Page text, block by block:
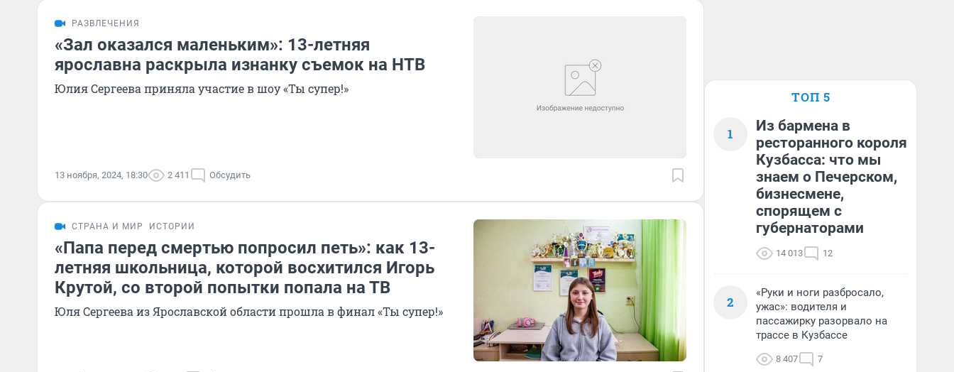
РАЗВЛЕЧЕНИЯ
«Зал оказался маленьким»: 13-летняя
ярославна раскрыла изнанку съемок на НТВ
Юлия Сергеева приняла участие в шоу «Ты супер!»
13 ноября, 2024, 18:30 2 411 Обсудить
СТРАНА И МИР ИСТОРИИ
«Папа перед смертью попросил петь»: как 13-
летняя школьница, которой восхитился Игорь
Крутой, со второй попытки попала на ТВ
Юля Сергеева из Ярославской области прошла в финал «Ты супер!»
ТОП 5
1
Из бармена в
ресторанного короля
Кузбасса: что мы
знаем о Печерском,
бизнесмене,
спорящем с
губернаторами
14 013 12
2
«Руки и ноги разбросало,
ужас»: водителя и
пассажирку разорвало на
трассе в Кузбассе
8 407 7